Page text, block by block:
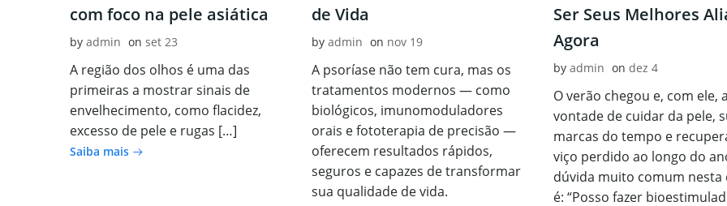
com foco na pele asiática
by admin on set 23
A região dos olhos é uma das
primeiras a mostrar sinais de
envelhecimento, como flacidez,
excesso de pele e rugas […]
Saiba mais
de Vida
by admin on nov 19
A psoríase não tem cura, mas os
tratamentos modernos — como
biológicos, imunomoduladores
orais e fototerapia de precisão —
oferecem resultados rápidos,
seguros e capazes de transformar
sua qualidade de vida.
Ser Seus Melhores
Agora
by admin on dez 4
O verão chegou e, com ele,
vontade de cuidar da pele,
marcas do tempo e
viço perdido ao longo do
dúvida muito comum nesta
é: “Posso fazer